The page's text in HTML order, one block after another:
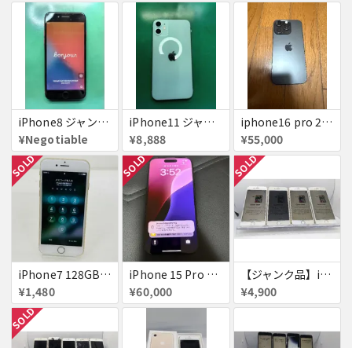
iPhone8 ジャンク品
¥Negotiable
iPhone11 ジャンク
¥8,888
iphone16 pro 256gb ブラックチタニウム
¥55,000
SOLD
iPhone7 128GB 赤ロム SoftBank ジャンク ゴールド A1779 パスコード不明 送料無料
¥1,480
SOLD
iPhone 15 Pro 128GB ブラックチタニウム ネットワーク利用制限あり
¥60,000
SOLD
【ジャンク品】iPhone6s ４台セット
¥4,900
SOLD